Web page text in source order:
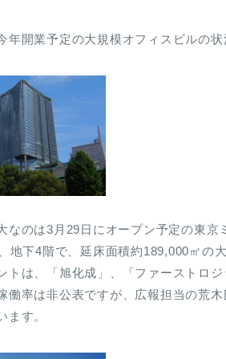
年開業予定の大規模オフィスビルの状
なのは3月29日にオープン予定の東京
地下4階で、延床面積約189,000㎡の
トは、「旭化成」、「ファーストロ
働率は非公表ですが、広報担当の荒
ます。